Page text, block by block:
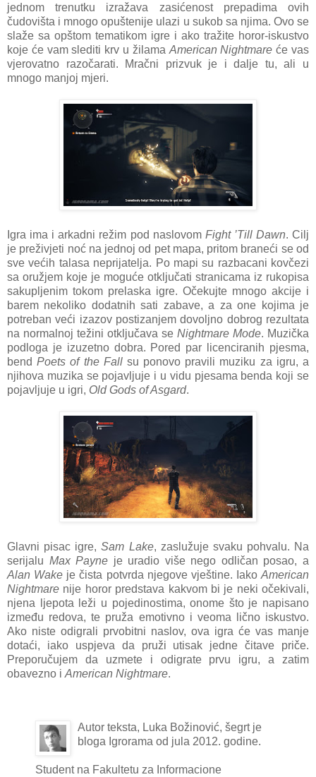
jednom trenutku izražava zasićenost prepadima ovih
čudovišta i mnogo opuštenije ulazi u sukob sa njima. Ovo se
slaže sa opštom tematikom igre i ako tražite horor-iskustvo
koje će vam slediti krv u žilama American Nightmare će vas
vjerovatno razočarati. Mračni prizvuk je i dalje tu, ali u
mnogo manjoj mjeri.
Igra ima i arkadni režim pod naslovom Fight ’Till Dawn. Cilj
je preživjeti noć na jednoj od pet mapa, pritom braneći se od
sve većih talasa neprijatelja. Po mapi su razbacani kovčezi
sa oružjem koje je moguće otključati stranicama iz rukopisa
sakupljenim tokom prelaska igre. Očekujte mnogo akcije i
barem nekoliko dodatnih sati zabave, a za one kojima je
potreban veći izazov postizanjem dovoljno dobrog rezultata
na normalnoj težini otključava se Nightmare Mode. Muzička
podloga je izuzetno dobra. Pored par licenciranih pjesma,
bendPoets of the Fallsu ponovo pravili muziku za igru, a
njihova muzika se pojavljuje i u vidu pjesama benda koji se
pojavljuje u igri, Old Gods of Asgard.
Glavni pisac igre,Sam Lake, zaslužuje svaku pohvalu. Na
serijalu Max Payne je uradio više nego odličan posao, a
Alan Wake je čista potvrda njegove vještine. Iako American
Nightmare nije horor predstava kakvom bi je neki očekivali,
njena ljepota leži u pojedinostima, onome što je napisano
između redova, te pruža emotivno i veoma lično iskustvo.
Ako niste odigrali prvobitni naslov, ova igra će vas manje
dotaći, iako uspjeva da pruži utisak jedne čitave priče.
Preporučujem da uzmete i odigrate prvu igru, a zatim
obavezno i American Nightmare.
Autor teksta, Luka Božinović, šegrt je
bloga Igrorama od jula 2012. godine.
Student na Fakultetu za Informacione